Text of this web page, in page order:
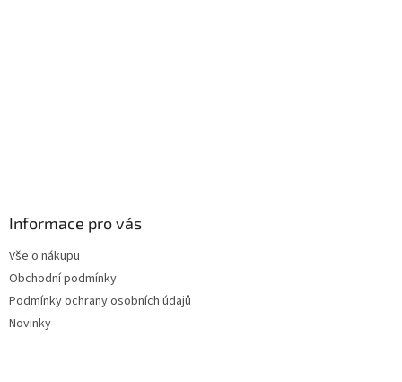
Informace pro vás
Vše o nákupu
Obchodní podmínky
Podmínky ochrany osobních údajů
Novinky